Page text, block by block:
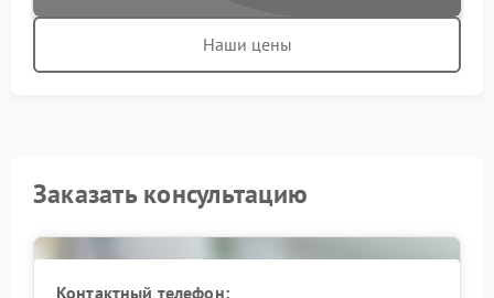
Наши цены
Заказать консультацию
Контактный телефон: